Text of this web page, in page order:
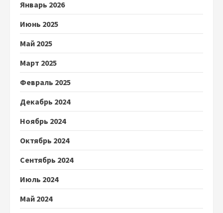
Январь 2026
Июнь 2025
Май 2025
Март 2025
Февраль 2025
Декабрь 2024
Ноябрь 2024
Октябрь 2024
Сентябрь 2024
Июль 2024
Май 2024